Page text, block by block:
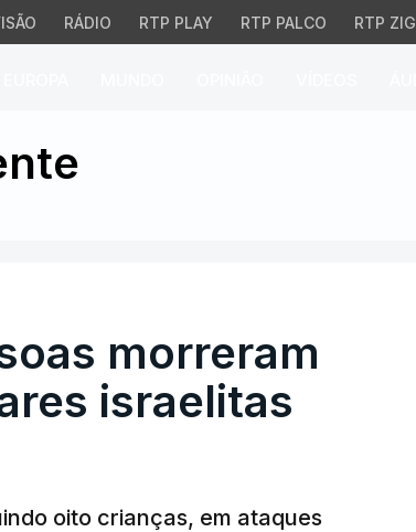
RÁDIO RTP PLAY RTP PALCO RTP
morreram em
morreram
israelitas
oito crianças, em ataques